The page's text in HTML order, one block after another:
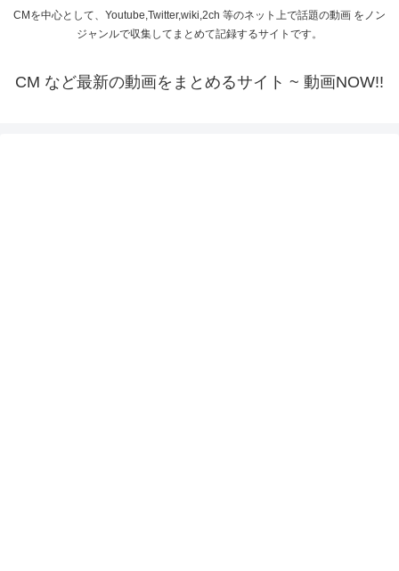
CMを中心として、Youtube,Twitter,wiki,2ch 等のネット上で話題の動画 をノン
ジャンルで収集してまとめて記録するサイトです。
CM など最新の動画をまとめるサイト ~ 動画NOW!!